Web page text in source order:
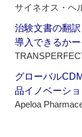
サイネオス・ヘ
治験文書の翻
導入できるかー
グローバル
品イノベーシ
Apeloa